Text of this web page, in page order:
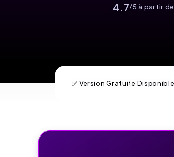
4.7/5 à partir de
✅ Version Gratuite Disponible